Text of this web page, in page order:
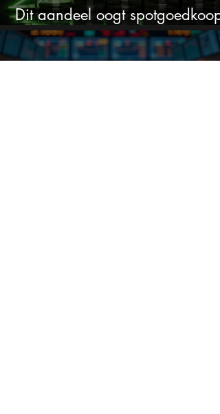
Dit aandeel oogt spotgoedkoop
voor hoeveel het kan stijgen